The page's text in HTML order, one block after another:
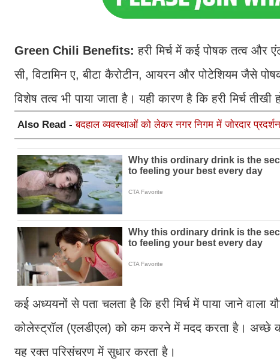
Green Chili Benefits:हरी मिर्च में कई पोषक तत्व और
सी, विटामिन ए, बीटा कैरोटीन, आयरन और पोटेशियम जैसे
विशेष तत्व भी पाया जाता है। यही कारण है कि हरी मिर्च
Also Read -बदहाल व्यवस्थाओं को लेकर नगर निगम में जोरदार
कई अध्ययनों से पता चलता है कि हरी मिर्च में पाया जाने
कोलेस्ट्रॉल (एलडीएल) को कम करने में मदद करता है। अच्छे
यह रक्त परिसंचरण में सुधार करता है।